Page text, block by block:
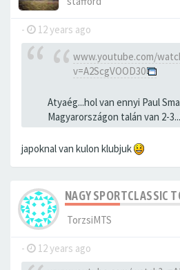
- 12 years ago
www.youtube.com/
v=A2ScgVOOD30
Atyaég...hol van ennyi Paul
Magyarországon talán van 2-3...
japoknal van kulon klubjuk
NAGY SPORTCLASSIC
TorzsiMTS
- 12 years ago